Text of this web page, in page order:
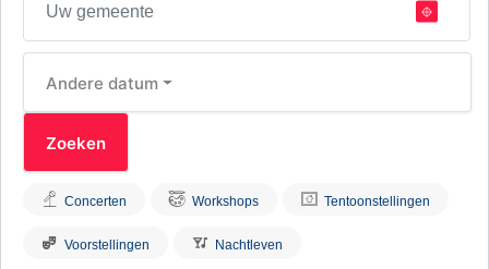
Andere datum
Concerten Workshops Tentoonstellingen
Voorstellingen Nachtleven